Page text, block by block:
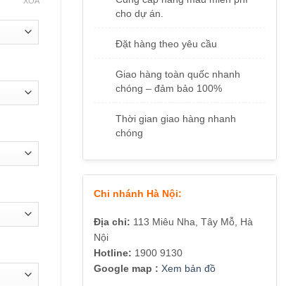
cho dự án.
Đặt hàng theo yêu cầu
Giao hàng toàn quốc nhanh
chóng – đảm bảo 100%
Thời gian giao hàng nhanh
chóng
Chi nhánh Hà Nội:
Địa chỉ: 113 Miêu Nha, Tây Mỗ, Hà
Nội
Hotline: 1900 9130
Google map : Xem bản đồ